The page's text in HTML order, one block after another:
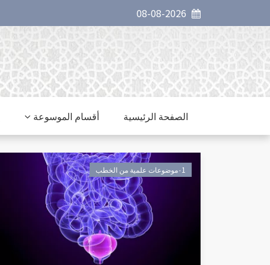
الصفحة الرئيسية أقسام الموسوعة
٠1موضوعات علمية من الخطب